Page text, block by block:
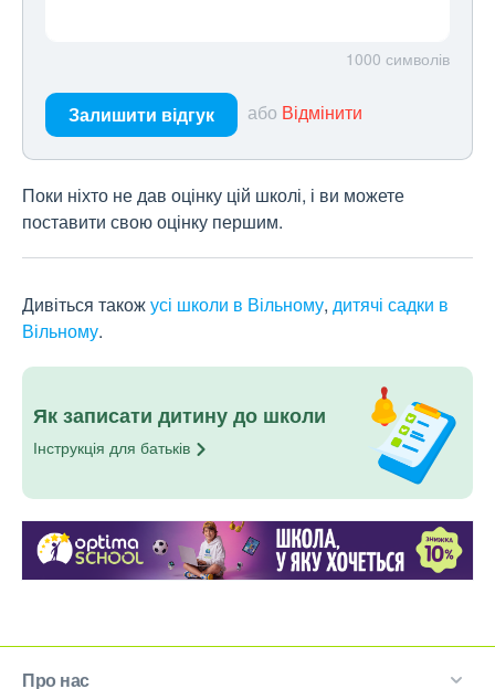
1000 символів
Залишити відгук або Відмінити
Поки ніхто не дав оцінку цій школі, і ви можете
поставити свою оцінку першим.
Дивіться такожусі школи в Вільному, дитячі садки в
Вільному.
Як записати дитину до школи
Інструкція для батьків
Про нас